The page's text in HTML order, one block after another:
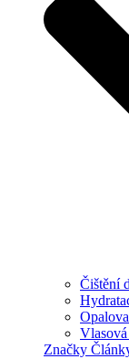
Čištění
Značky